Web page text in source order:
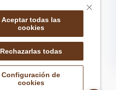
Aceptar todas las
cookies
Rechazarlas todas
Configuración de
cookies